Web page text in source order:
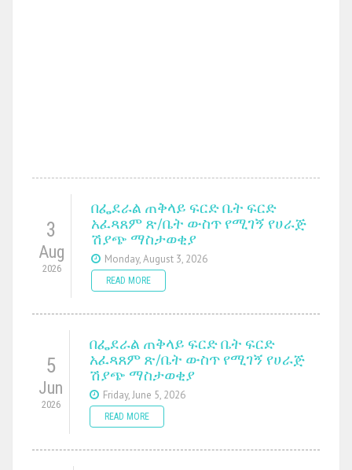
3
Aug
2026
በፌደራል ጠቅላይ ፍርድ ቤት ፍርድ
አፈጻጸም ጽ/ቤት ውስጥ የሚገኝ የሀራጅ
ሽያጭ ማስታወቂያ
Monday, August 3, 2026
READ MORE
5
Jun
2026
በፌደራል ጠቅላይ ፍርድ ቤት ፍርድ
አፈጻጸም ጽ/ቤት ውስጥ የሚገኝ የሀራጅ
ሽያጭ ማስታወቂያ
Friday, June 5, 2026
READ MORE